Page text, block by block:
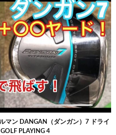
マン DANGAN（ダンガン）7 ドライ
PLAYING 4